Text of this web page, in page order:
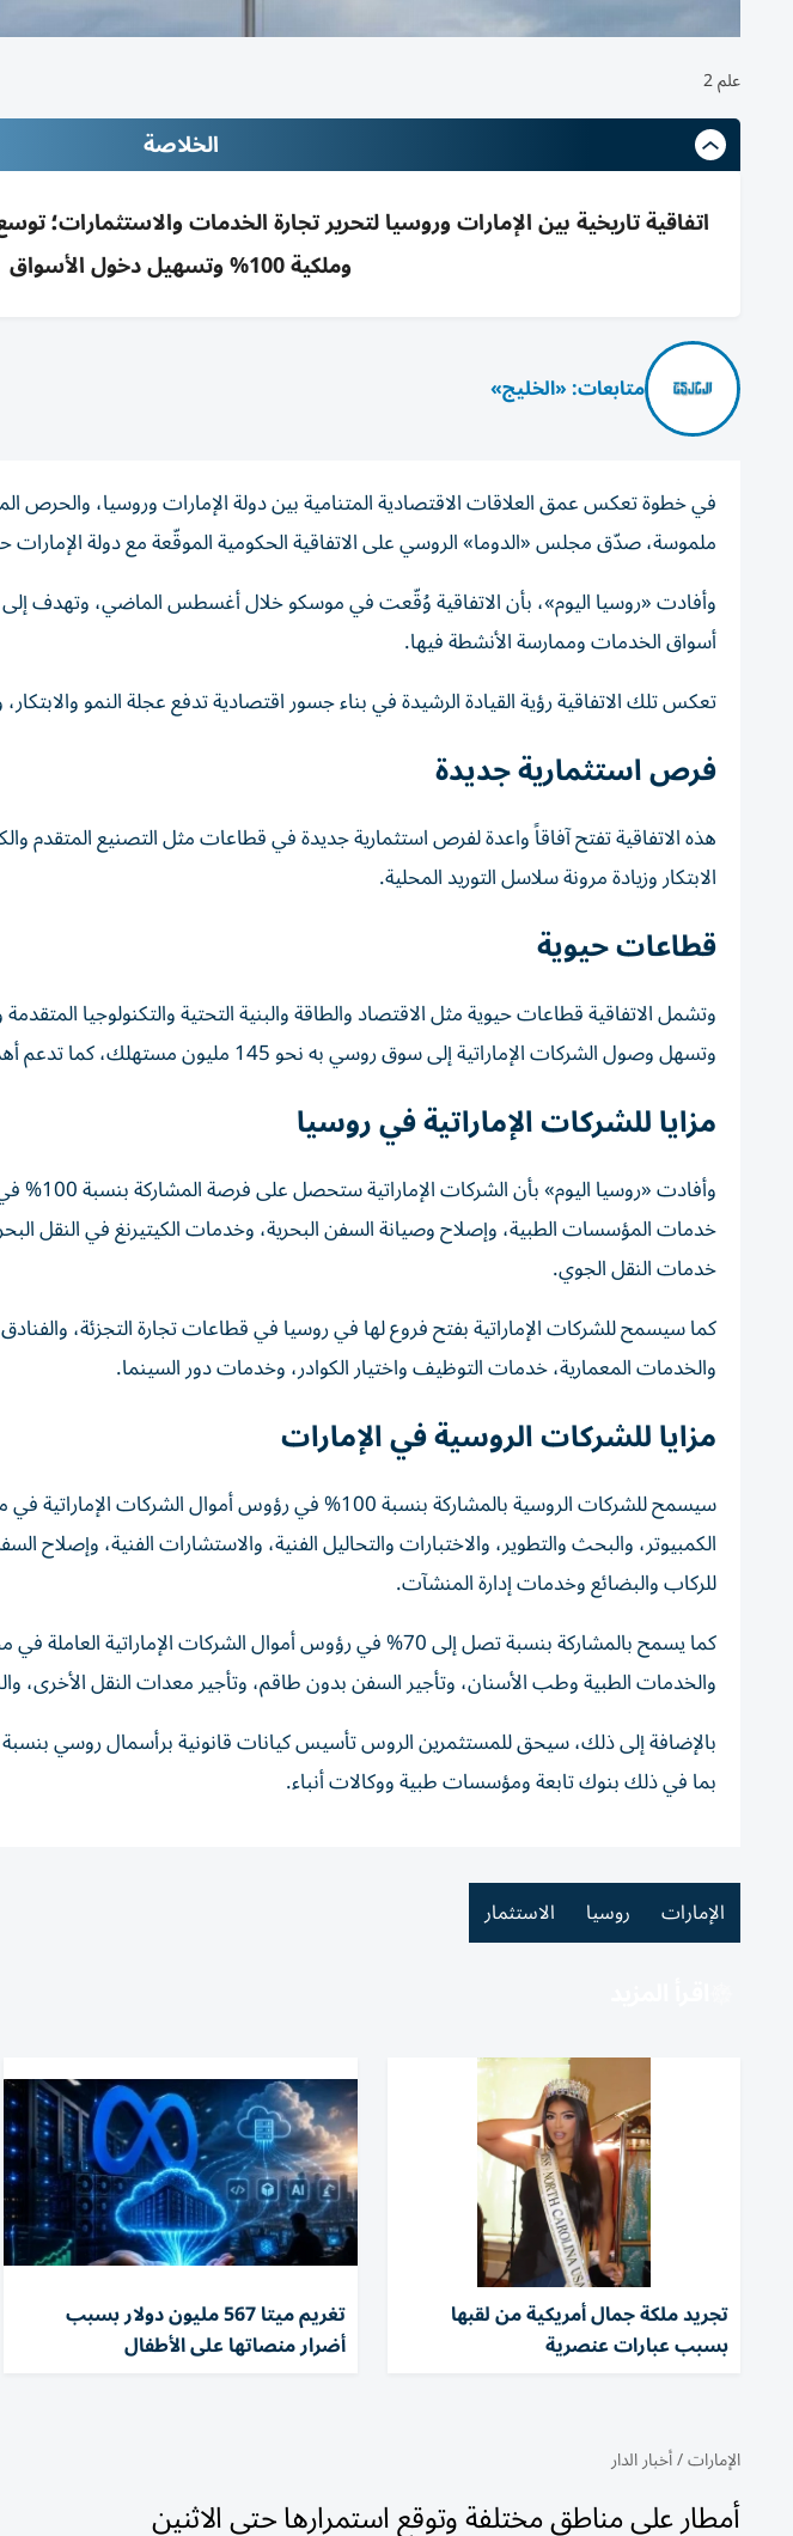
علم 2
الخلاصة
اتفاقية تاريخية بين الإمارات وروسيا لتحرير تجارة الخدمات والاستثمارات؛
وملكية 100% وتسهيل دخول الأسواق
متابعات: «الخليج»
في خطوة تعكس عمق العلاقات الاقتصادية المتنامية بين دولة الإمارات وروسيا، والحرص
ملموسة، صدّق مجلس «الدوما» الروسي على الاتفاقية الحكومية الموقّعة مع دولة الإمارات
وأفادت «روسيا اليوم»، بأن الاتفاقية وُقّعت في موسكو خلال أغسطس الماضي، وتهدف
أسواق الخدمات وممارسة الأنشطة فيها.
تعكس تلك الاتفاقية رؤية القيادة الرشيدة في بناء جسور اقتصادية تدفع عجلة النمو
فرص استثمارية جديدة
هذه الاتفاقية تفتح آفاقاً واعدة لفرص استثمارية جديدة في قطاعات مثل التصنيع المتقدم
الابتكار وزيادة مرونة سلاسل التوريد المحلية.
قطاعات حيوية
وتشمل الاتفاقية قطاعات حيوية مثل الاقتصاد والطاقة والبنية التحتية والتكنولوجيا
وتسهل وصول الشركات الإماراتية إلى سوق روسي به نحو 145 مليون مستهلك، كما تدعم أهداف الإمارات الطموحة للتنويع الاقتصادي.
مزايا للشركات الإماراتية في روسيا
وأفادت
خدمات المؤسسات الطبية، وإصلاح وصيانة السفن البحرية، وخدمات الكيتيرنغ في النقل
خدمات النقل الجوي.
كما سيسمح للشركات الإماراتية بفتح فروع لها في روسيا في قطاعات تجارة التجزئة،
والخدمات المعمارية، خدمات التوظيف واختيار الكوادر، وخدمات دور السينما.
مزايا للشركات الروسية في الإمارات
سيسمح للشركات الروسية بالمشاركة بنسبة 100% في رؤوس أموال
الكمبيوتر، والبحث والتطوير، والاختبارات والتحاليل الفنية، والاستشارات الفنية، وإصلاح
للركاب والبضائع وخدمات إدارة المنشآت.
كما يسمح بالمشاركة بنسبة تصل إلى 70% في رؤوس أموال الشركات
والخدمات الطبية وطب الأسنان، وتأجير السفن بدون طاقم، وتأجير معدات النقل الأخرى،
بما في ذلك بنوك تابعة ومؤسسات طبية ووكالات أنباء.
الإمارات روسيا الاستثمار
تجريد ملكة جمال أمريكية من لقبها
بسبب عبارات عنصرية
تغريم ميتا 567 مليون دولار بسبب
أضرار منصاتها على الأطفال
الإمارات/أخبار الدار
أمطار على مناطق مختلفة وتوقع استمرارها حتى الاثنين